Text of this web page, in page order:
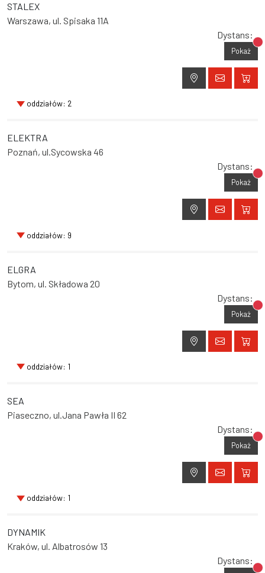
STALEX
Warszawa, ul. Spisaka 11A
Dystans:
Pokaż
oddziałów: 2
ELEKTRA
Poznań, ul.Sycowska 46
Dystans:
Pokaż
oddziałów: 9
ELGRA
Bytom, ul. Składowa 20
Dystans:
Pokaż
oddziałów: 1
SEA
Piaseczno, ul.Jana Pawła II 62
Dystans:
Pokaż
oddziałów: 1
DYNAMIK
Kraków, ul. Albatrosów 13
Dystans: